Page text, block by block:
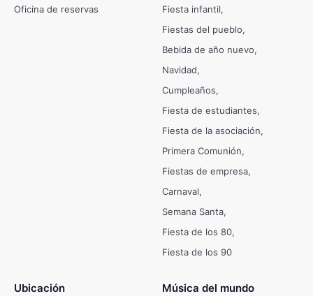
Oficina de reservas
Fiesta infantil
Fiestas del pueblo
Bebida de año nuevo
Navidad
Cumpleaños
Fiesta de estudiantes
Fiesta de la asociación
Primera Comunión
Fiestas de empresa
Carnaval
Semana Santa
Fiesta de los 80
Fiesta de los 90
Ubicación Música del mundo